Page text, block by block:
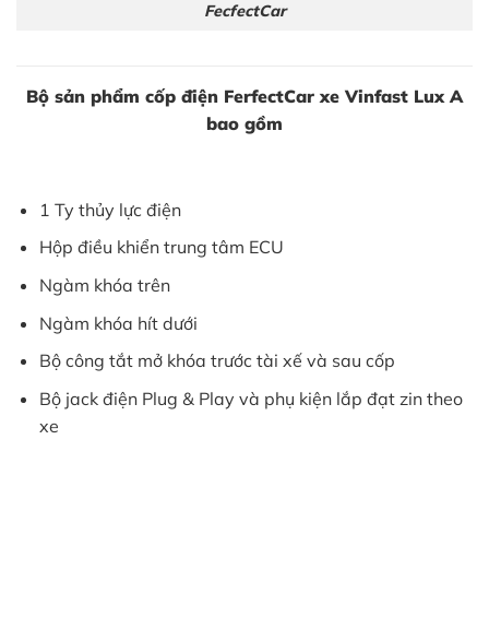
FecfectCar
Bộ sản phẩm cốp điện FerfectCar xe Vinfast Lux A
bao gồm
1 Ty thủy lực điện
Hộp điều khiển trung tâm ECU
Ngàm khóa trên
Ngàm khóa hít dưới
Bộ công tắt mở khóa trước tài xế và sau cốp
Bộ jack điện Plug & Play và phụ kiện lắp đạt zin theo
xe